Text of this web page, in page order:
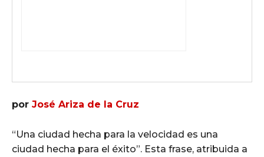
por José Ariza de la Cruz
“Una ciudad hecha para la velocidad es una
ciudad hecha para el éxito”. Esta frase, atribuida a